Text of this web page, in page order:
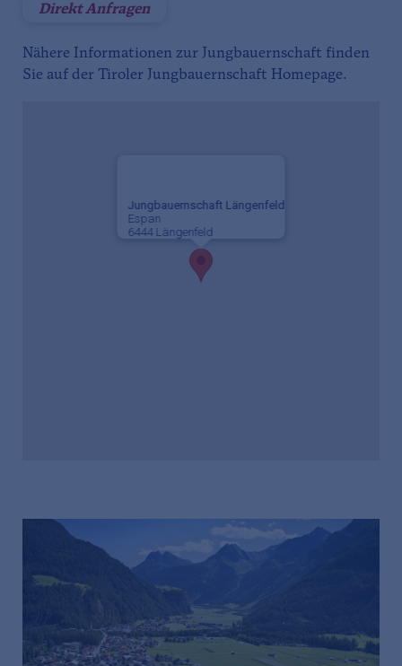
Direkt Anfragen
Nähere Informationen zur Jungbauernschaft finden
Sie auf der Tiroler Jungbauernschaft Homepage.
Jungbauernschaft Längenfeld
Espan
6444 Längenfeld